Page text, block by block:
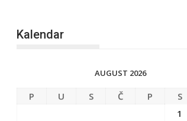
Kalendar
AUGUST 2026
P U S Č P S
1